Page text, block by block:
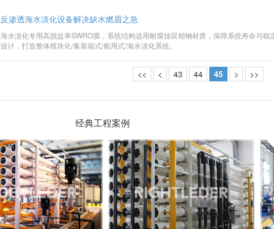
反渗透海水淡化设备解决缺水燃眉之急
海水淡化专用高脱盐率SWRO膜，系统结构选用耐腐蚀双相钢材质，保障系统寿命与
设计，打造整体模块化/集装箱式/船用式/海水淡化系统。
<< < 43 44 45 > >>
经典工程案例